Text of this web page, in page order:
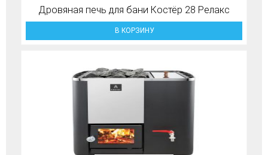
Дровяная печь для бани Костёр 28 Релакс
В КОРЗИНУ